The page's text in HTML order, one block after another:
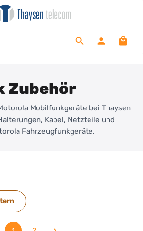
Zubehör
Mobilfunkgeräte bei Thaysen
Kabel, Netzteile und
Fahrzeugfunkgeräte.